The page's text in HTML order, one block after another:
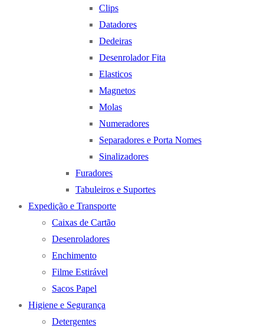
Clips
Datadores
Dedeiras
Desenrolador Fita
Elasticos
Magnetos
Molas
Numeradores
Separadores e Porta Nomes
Sinalizadores
Furadores
Tabuleiros e Suportes
Expedição e Transporte
Caixas de Cartão
Desenroladores
Enchimento
Filme Estirável
Sacos Papel
Higiene e Segurança
Detergentes